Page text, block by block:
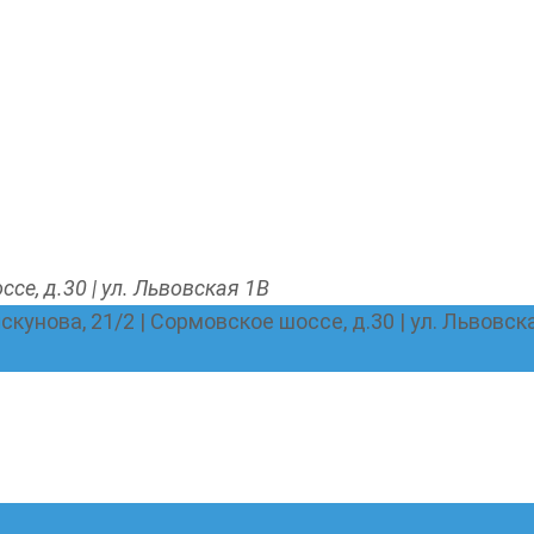
д.30 | ул. Львовская 1В
21/2 | Сормовское шоссе, д.30 | ул.